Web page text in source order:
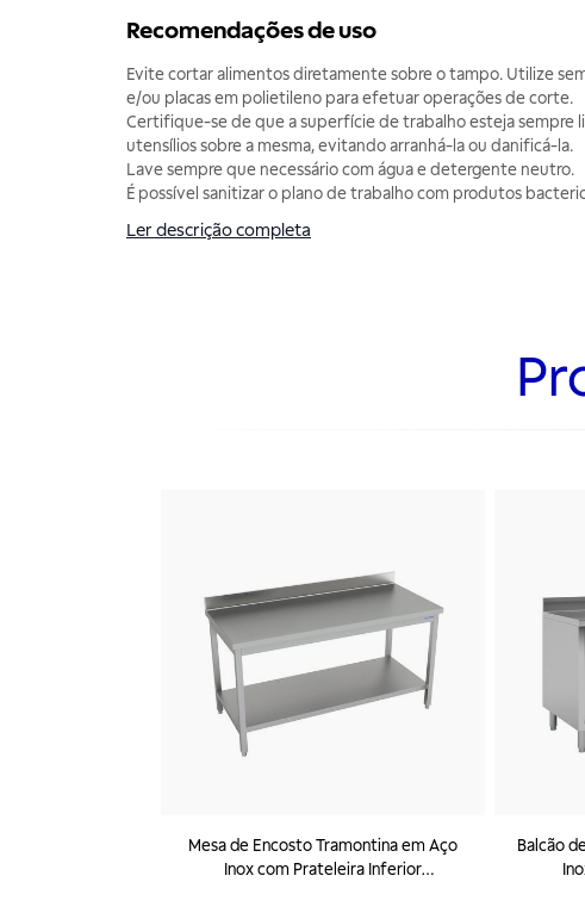
Recomendações de uso
Evite cortar alimentos diretamente sobre o tampo. Utilize
e/ou placas em polietileno para efetuar operações de corte.
Certifique-se de que a superfície de trabalho esteja sempre
utensílios sobre a mesma, evitando arranhá-la ou danificá-la.
Lave sempre que necessário com água e detergente neutro.
É possível sanitizar o plano de trabalho com produtos
Ler descrição completa
Mesa de Encosto Tramontina em Aço
Inox com Prateleira Inferior
Balcão